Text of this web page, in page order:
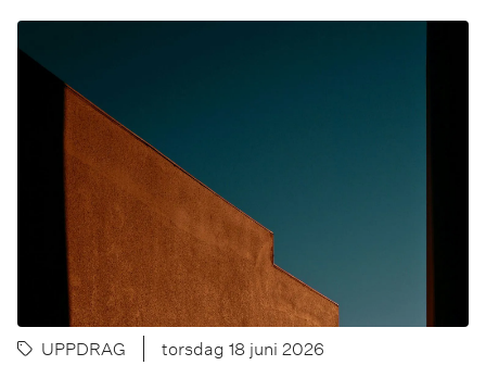
UPPDRAG torsdag 18 juni 2026